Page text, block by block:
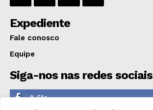
Expediente
Fale conosco
Equipe
Siga-nos nas redes sociais
0 Fãs